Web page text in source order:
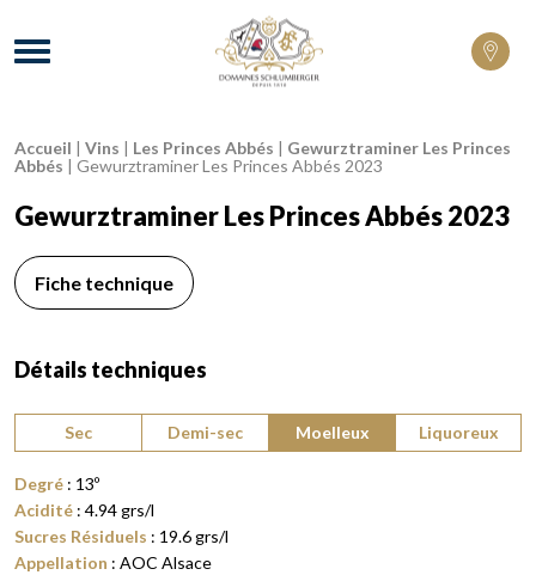
Domaines Schlumberger Vignerons
Menu
Fil d'Ariane :
Accueil | Vins | Les Princes Abbés | Gewurztraminer Les Princes
Abbés | Gewurztraminer Les Princes Abbés 2023
Gewurztraminer Les Princes Abbés 2023
Fiche technique
Détails techniques
Sec
Demi-sec Moelleux Liquoreux
Degré : 13º
Acidité : 4.94grs/l
Sucres Résiduels : 19.6grs/l
Appellation : AOC Alsace